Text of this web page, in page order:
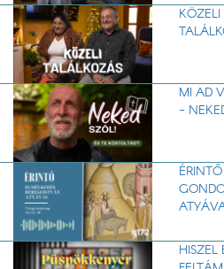
MI AD
-